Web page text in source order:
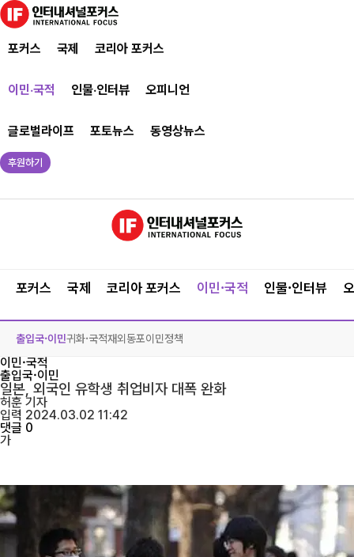
포커스 국제 코리아 포커스
이민·국적 인물·인터뷰 오피니언
글로벌라이프 포토뉴스 동영상뉴스
후원하기
포커스 국제 코리아 포커스 이민·국적 인물·인터뷰
출입국·이민귀화·국적재외동포이민정책
이민·국적
출입국·이민
일본, 외국인 유학생 취업비자 대폭 완화
허훈 기자
입력 2024.03.02 11:42
댓글 0
가